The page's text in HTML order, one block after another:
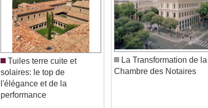
Tuiles terre cuite et
solaires: le top de
l'élégance et de la
performance
La Transformation de la
Chambre des Notaires